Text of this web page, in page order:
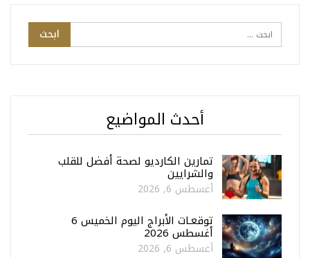
أحدث المواضيع
تمارين الكارديو لصحة أفضل للقلب
والشرايين
أغسطس 6, 2026
توقعـات الأبراج اليوم الخميس 6
أغسطس 2026
أغسطس 6, 2026